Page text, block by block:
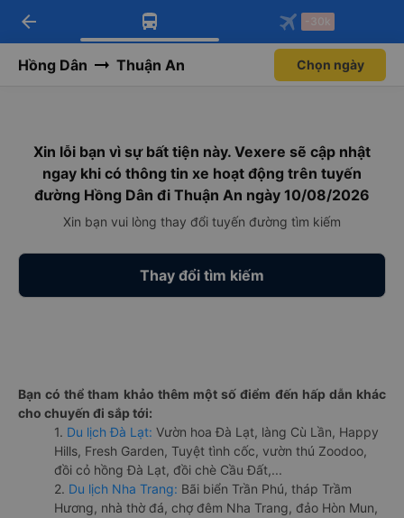
Tải app Vexere ngay!
Nhận ưu đãi thành viên độc
Mở app
Tải app Vexere
-30k/ghế khi đặt vé máy bay qua
Mở app
arrow_back -30k
Hồng Dân Thuận An Chọn ngày
Xin lỗi bạn vì sự bất tiện này. Vexere sẽ cập nhật
ngay khi có thông tin xe hoạt động trên tuyến
đường Hồng Dân đi Thuận An ngày 10/08/2026
Xin bạn vui lòng thay đổi tuyến đường tìm kiếm
Thay đổi tìm kiếm
Bạn có thể tham khảo thêm một số điểm đến hấp dẫn khác
cho chuyến đi sắp tới:
1. Du lịch Đà Lạt: Vườn hoa Đà Lạt, làng Cù Lần, Happy
Hills, Fresh Garden, Tuyệt tình cốc, vườn thú Zoodoo,
đồi cỏ hồng Đà Lạt, đồi chè Cầu Đất,...
2. Du lịch Nha Trang: Bãi biển Trần Phú, tháp Trầm
Hương, nhà thờ đá, chợ đêm Nha Trang, đảo Hòn Mun,